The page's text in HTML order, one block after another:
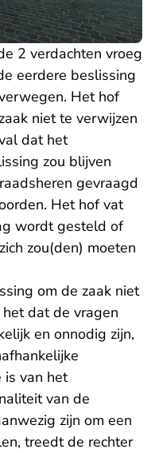
2 verdachten vroeg
eerdere beslissing
Het hof
niet te verwijzen
dat het
zou blijven
gevraagd
Het hof vat
wordt gesteld of
zou(den) moeten
om de zaak niet
dat de vragen
en onnodig zijn,
is van het
van de
zijn om een
treedt de rechter